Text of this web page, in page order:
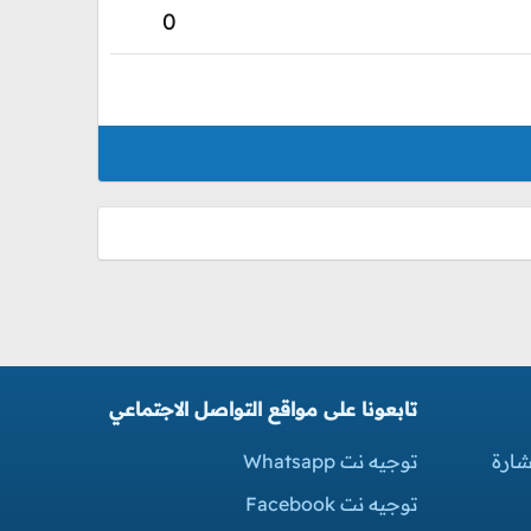
0
تابعونا على مواقع التواصل الاجتماعي
توجيه نت Whatsapp
توجيه نت Facebook